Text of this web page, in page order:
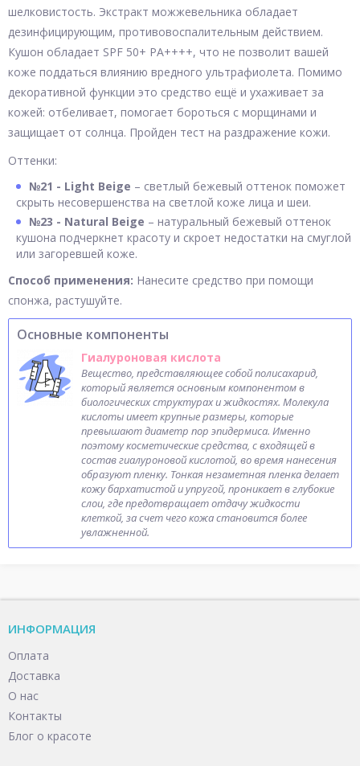
шелковистость. Экстракт можжевельника обладает
дезинфицирующим, противовоспалительным действием.
Кушон обладает SPF 50+ PA++++, что не позволит вашей
коже поддаться влиянию вредного ультрафиолета. Помимо
декоративной функции это средство ещё и ухаживает за
кожей: отбеливает, помогает бороться с морщинами и
защищает от солнца. Пройден тест на раздражение кожи.
Оттенки:
№21 - Light Beige – светлый бежевый оттенок поможет
скрыть несовершенства на светлой коже лица и шеи.
№23 - Natural Beige – натуральный бежевый оттенок
кушона подчеркнет красоту и скроет недостатки на смуглой
или загоревшей коже.
Способ применения: Нанесите средство при помощи
спонжа, растушуйте.
Основные компоненты
Гиалуроновая кислота
Вещество, представляющее собой полисахарид,
который является основным компонентом в
биологических структурах и жидкостях. Молекула
кислоты имеет крупные размеры, которые
превышают диаметр пор эпидермиса. Именно
поэтому косметические средства, с входящей в
состав гиалуроновой кислотой, во время нанесения
образуют пленку. Тонкая незаметная пленка делает
кожу бархатистой и упругой, проникает в глубокие
слои, где предотвращает отдачу жидкости
клеткой, за счет чего кожа становится более
увлажненной.
ИНФОРМАЦИЯ
Оплата
Доставка
О нас
Контакты
Блог о красоте